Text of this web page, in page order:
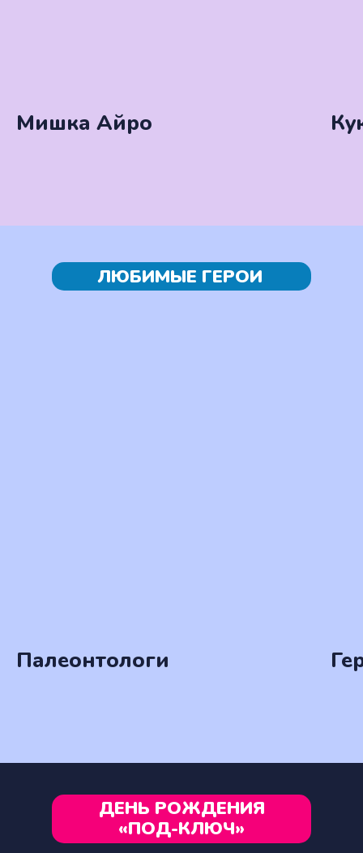
Мишка Айро
ЛЮБИМЫЕ ГЕРОИ
Палеонтологи
ДЕНЬ РОЖДЕНИЯ
«ПОД-КЛЮЧ»